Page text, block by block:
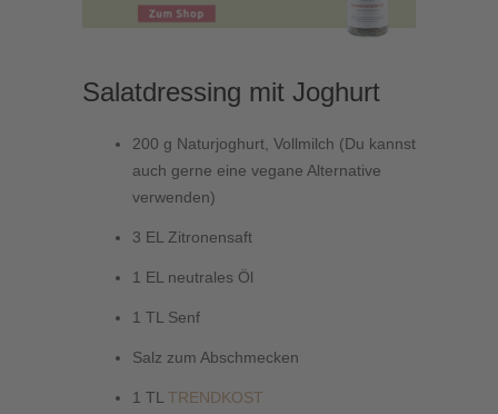
Salatdressing mit Joghurt
200 g Naturjoghurt, Vollmilch (Du kannst
auch gerne eine vegane Alternative
verwenden)
3 EL Zitronensaft
1 EL neutrales Öl
1 TL Senf
Salz zum Abschmecken
1 TL TRENDKOST